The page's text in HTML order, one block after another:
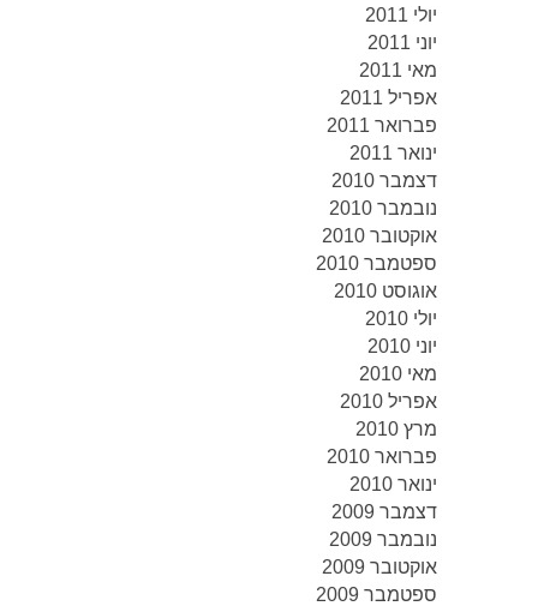
יולי 2011
יוני 2011
מאי 2011
אפריל 2011
פברואר 2011
ינואר 2011
דצמבר 2010
נובמבר 2010
אוקטובר 2010
ספטמבר 2010
אוגוסט 2010
יולי 2010
יוני 2010
מאי 2010
אפריל 2010
מרץ 2010
פברואר 2010
ינואר 2010
דצמבר 2009
נובמבר 2009
אוקטובר 2009
ספטמבר 2009